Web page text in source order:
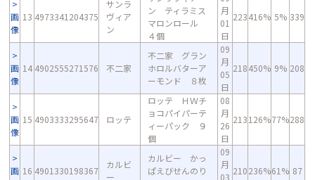
画
像
13 4973341204375
サンラ
ヴィア
ン
ン ティラミス
マロンロール
４個
月
01
日
223416% 5% 339
画
像
14 4902555271576 不二家
不二家 グラン
ホロルバターア
ーモンド ８枚
09
月
05
日
218450% 9% 208
画
像
15 4903333295647 ロッテ
ロッテ ＨＷチ
ョコパイパーテ
ィーパック ９
個
08
月
26
日
213126%77%288
画 16 4901330198367
カルビ
ー
カルビー かっ
ぱえびせんのり
09
月
03
210236%61% 87